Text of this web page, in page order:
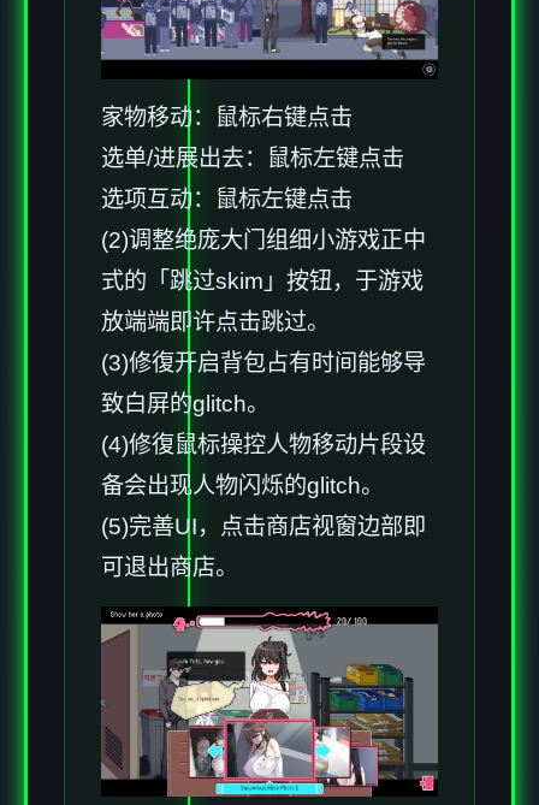
家物移动：鼠标右键点击
选单/进展出去：鼠标左键点击
选项互动：鼠标左键点击
(2)调整绝庞大门组细小游戏正中
式的「跳过skim」按钮，于游戏
放端端即许点击跳过。
(3)修復开启背包占有时间能够导
致白屏的glitch。
(4)修復鼠标操控人物移动片段设
备会出现人物闪烁的glitch。
(5)完善UI，点击商店视窗边部即
可退出商店。